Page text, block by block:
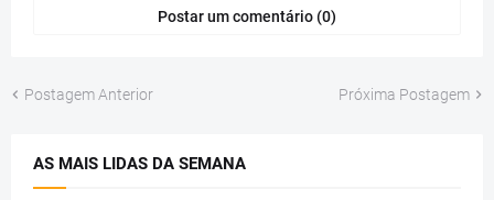
Postar um comentário (0)
Postagem Anterior Próxima Postagem
AS MAIS LIDAS DA SEMANA